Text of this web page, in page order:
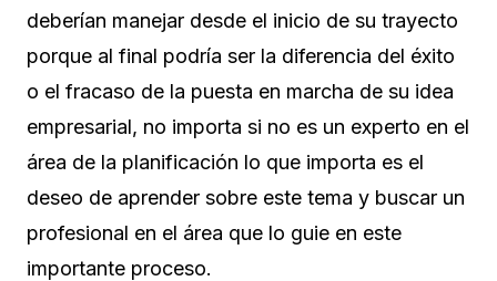
deberían manejar desde el inicio de su trayecto
porque al final podría ser la diferencia del éxito
o el fracaso de la puesta en marcha de su idea
empresarial, no importa si no es un experto en el
área de la planificación lo que importa es el
deseo de aprender sobre este tema y buscar un
profesional en el área que lo guie en este
importante proceso.